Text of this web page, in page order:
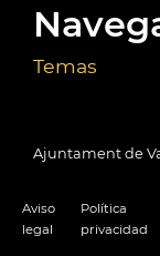
Temas
Ajuntament de
Aviso
legal
Política
privacidad